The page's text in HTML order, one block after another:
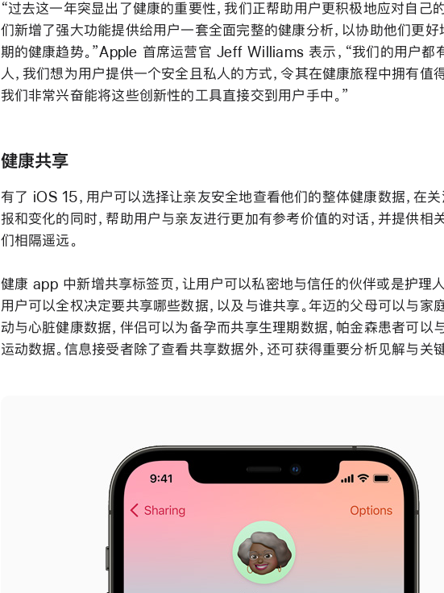
“过去这一年突显出了健康的重要性，我们正帮助用户更积极地应对自己
们新增了强大功能提供给用户一套全面完整的健康分析，以协助他们更
期的健康趋势。”Apple 首席运营官 Jeff Williams 表示，“我们的用户都
人，我们想为用户提供一个安全且私人的方式，令其在健康旅程中拥有值
我们非常兴奋能将这些创新性的工具直接交到用户手中。”
健康共享
有了 iOS 15，用户可以选择让亲友安全地查看他们的整体健康数据，在
报和变化的同时，帮助用户与亲友进行更加有参考价值的对话，并提供相
们相隔遥远。
健康 app 中新增共享标签页，让用户可以私密地与信任的伙伴或是护理
用户可以全权决定要共享哪些数据，以及与谁共享。年迈的父母可以与家
动与心脏健康数据，伴侣可以为备孕而共享生理期数据，帕金森患者可以
运动数据。信息接受者除了查看共享数据外，还可获得重要分析见解与关